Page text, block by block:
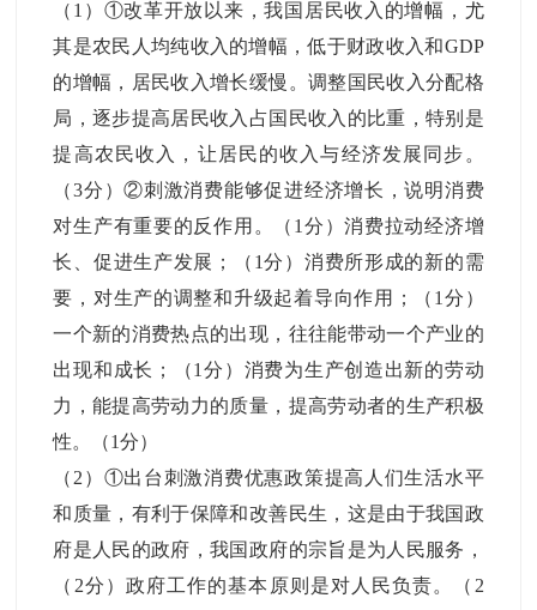
（1）①改革开放以来，我国居民收入的增幅，尤
其是农民人均纯收入的增幅，低于财政收入和GDP
的增幅，居民收入增长缓慢。调整国民收入分配格
局，逐步提高居民收入占国民收入的比重，特别是
提高农民收入，让居民的收入与经济发展同步。
（3分）②刺激消费能够促进经济增长，说明消费
对生产有重要的反作用。（1分）消费拉动经济增
长、促进生产发展；（1分）消费所形成的新的需
要，对生产的调整和升级起着导向作用；（1分）
一个新的消费热点的出现，往往能带动一个产业的
出现和成长；（1分）消费为生产创造出新的劳动
力，能提高劳动力的质量，提高劳动者的生产积极
性。（1分）
（2）①出台刺激消费优惠政策提高人们生活水平
和质量，有利于保障和改善民生，这是由于我国政
府是人民的政府，我国政府的宗旨是为人民服务，
（2分）政府工作的基本原则是对人民负责。（2